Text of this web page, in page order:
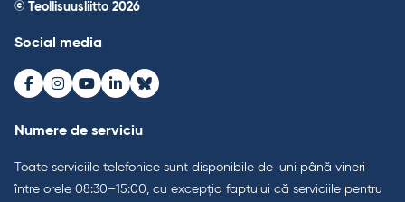
© Teollisuusliitto 2026
Social media
Facebook
Instagram
Youtube
LinkedInBluesky
Numere de serviciu
Toate serviciile telefonice sunt disponibile de luni până vineri
între orele 08:30–15:00, cu excepția faptului că serviciile pentru